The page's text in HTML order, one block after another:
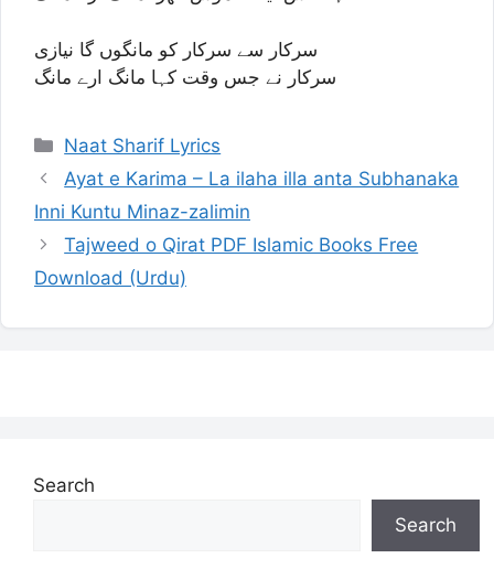
سرکار سے سرکار کو مانگوں گا نیازی
سرکار نے جس وقت کہا مانگ ارے مانگ
Categories
Naat Sharif Lyrics
Ayat e Karima – La ilaha illa anta Subhanaka
Inni Kuntu Minaz-zalimin
Tajweed o Qirat PDF Islamic Books Free
Download (Urdu)
Search
Search